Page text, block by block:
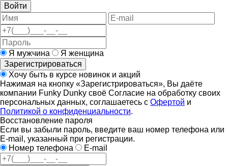
Войти
Я мужчина
Я женщина
Зарегистрироваться
Хочу быть в курсе новинок и акций
Нажимая на кнопку «Зарегистрироваться», Вы даёте
компании Funky Dunky своё Согласие на обработку своих
персональных данных, соглашаетесь с Офертой и
Политикой о конфиденциальности.
Восстановление пароля
Если вы забыли пароль, введите ваш номер телефона или
E-mail, указанный при регистрации.
Номер телефона
E-mail